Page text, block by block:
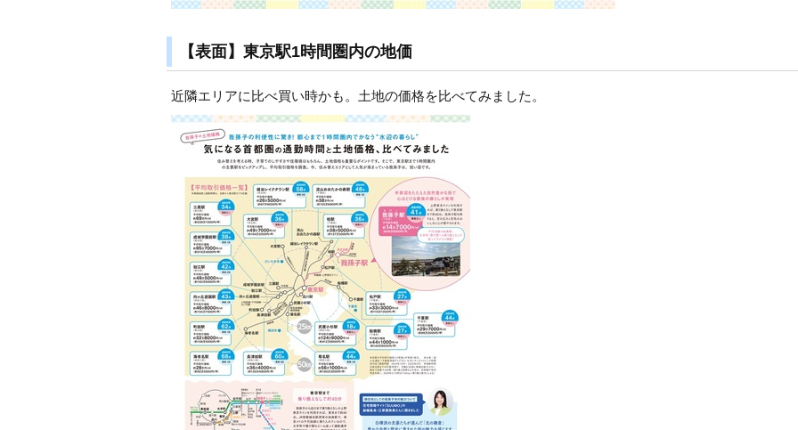
【表面】東京駅1時間圏内の地価
近隣エリアに比べ買い時かも。土地の価格を比べてみました。